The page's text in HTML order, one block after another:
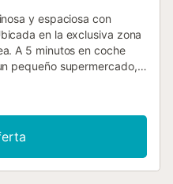
y espaciosa con
en la exclusiva zona
A 5 minutos en coche
pequeño supermercado, y
vistas de
cercanas de Granadella
de hacer snorkel, nadar
playa. Distribuida en dos
amplio dormitorio